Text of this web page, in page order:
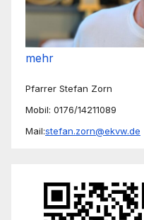
mehr
Pfarrer Stefan Zorn
Mobil: 0176/14211089
Mail:stefan.zorn@ekvw.de